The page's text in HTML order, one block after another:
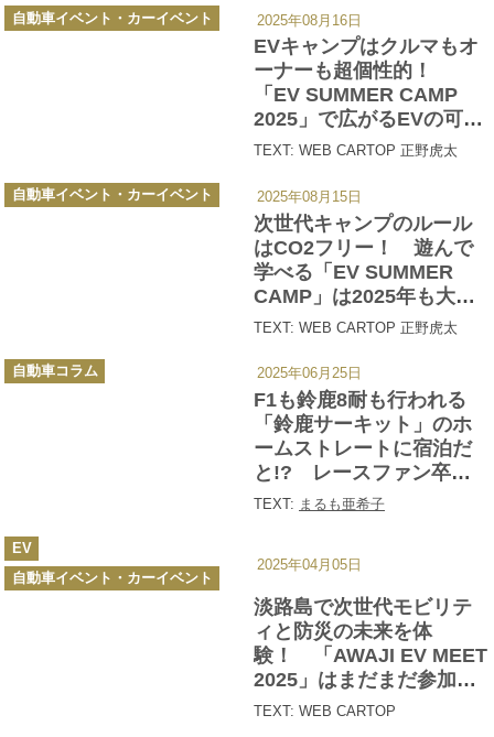
コン」の世界
EVキャンプはクルマもオ
ーナーも超個性的！
「EV SUMMER CAMP
2025」で広がるEVの可能
性をこの目で見た
TEXT: WEB CARTOP 正野虎太
カ
テ
自動車イベント・カーイベント 2025年08月16日
次世代キャンプのルール
はCO2フリー！ 遊んで
学べる「EV SUMMER
CAMP」は2025年も大盛
況
TEXT: WEB CARTOP 正野虎太
カ
テ
自動車イベント・カーイベント 2025年08月15日
F1も鈴鹿8耐も行われる
「鈴鹿サーキット」のホ
ームストレートに宿泊だ
と!? レースファン卒倒
もののル・マン式キャン
TEXT: まるも亜希子
カ
テ
自動車コラム 2025年06月25日
淡路島で次世代モビリテ
ィと防災の未来を体
験！ 「AWAJI EV MEET
2025」はまだまだ参加申
し込み受付中
TEXT: WEB CARTOP
カ
テ
ゴ
リ
ー
EV
自動車イベント・カーイベント
2025年04月05日